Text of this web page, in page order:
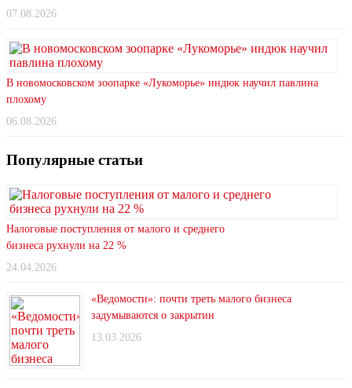
07.08.2026
В новомосковском зоопарке «Лукоморье» индюк научил павлина
плохому
06.08.2026
Популярные статьи
Налоговые поступления от малого и среднего
бизнеса рухнули на 22 %
24.04.2026
«Ведомости»: почти треть малого бизнеса
задумываются о закрытии
13.03.2026